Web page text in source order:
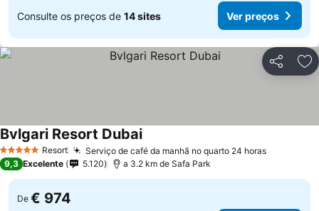
Consulte os preços de 14 sites Ver preços
Partilhar
5 Estrelas Resort Serviço de café da manhã no quarto 24 horas
Bvlgari Resort Dubai
9,3 Excelente 5.120 a 3.2 km de Safa Park
De € 974